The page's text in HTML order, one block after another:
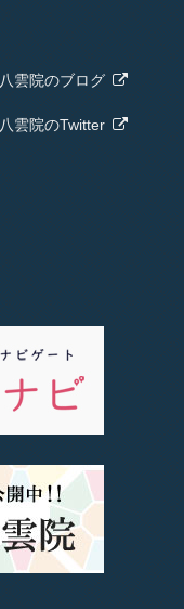
八雲院のブログ
八雲院のTwitter